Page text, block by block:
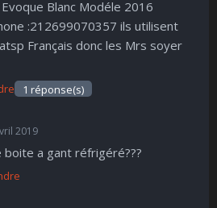
Blanc Modéle 2016
:212699070357 ils utilisent
Français donc les Mrs soyer
1 réponse(s)
2019
boite a gant réfrigéré???